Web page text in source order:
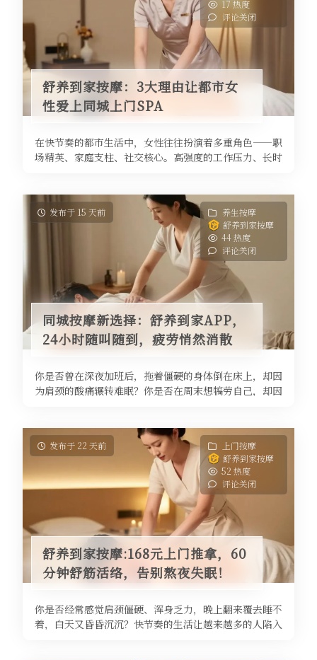
17 热度
评论关闭
舒养到家按摩：3大理由让都市女
性爱上同城上门SPA
在快节奏的都市生活中，女性往往扮演着多重角色——职
场精英、家庭支柱、社交核心。高强度的工作压力、长时
发布于 15 天前
养生按摩
舒养到家按摩
44 热度
评论关闭
同城按摩新选择：舒养到家APP，
24小时随叫随到，疲劳悄然消散
你是否曾在深夜加班后，拖着僵硬的身体倒在床上，却因
为肩颈的酸痛辗转难眠？你是否在周末想犒劳自己，却因
发布于 22 天前
上门按摩
舒养到家按摩
52 热度
评论关闭
舒养到家按摩:168元上门推拿，60
分钟舒筋活络，告别熬夜失眠！
你是否经常感觉肩颈僵硬、浑身乏力，晚上翻来覆去睡不
着，白天又昏昏沉沉？快节奏的生活让越来越多的人陷入